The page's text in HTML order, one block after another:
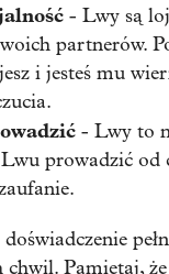
- Lwy są
partnerów.
i jesteś mu
- Lwy to
prowadzić od
chwil. Pamiętaj,